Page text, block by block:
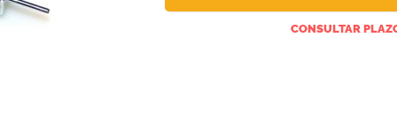
CONSULTAR